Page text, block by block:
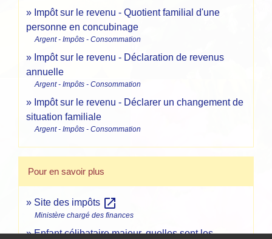
Impôt sur le revenu - Quotient familial d'une
personne en concubinage
Argent - Impôts - Consommation
Impôt sur le revenu - Déclaration de revenus
annuelle
Argent - Impôts - Consommation
Impôt sur le revenu - Déclarer un changement de
situation familiale
Argent - Impôts - Consommation
Pour en savoir plus
Site des impôts open_in_new
Ministère chargé des finances
Enfant célibataire majeur, quelles sont les